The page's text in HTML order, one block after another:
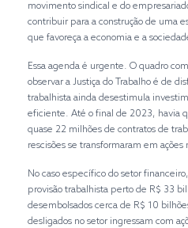
movimento sindical e do
contribuir para a construção de uma
que favoreça a economia e a
Essa agenda é urgente. O quadro
observar a Justiça do Trabalho é de
trabalhista ainda desestimula
eficiente. Até o final de 2023, havia
quase 22 milhões de contratos de
rescisões se transformaram em ações
No caso específico do setor
provisão trabalhista perto de R$ 33
desembolsados cerca de R$ 10
desligados no setor ingressam com